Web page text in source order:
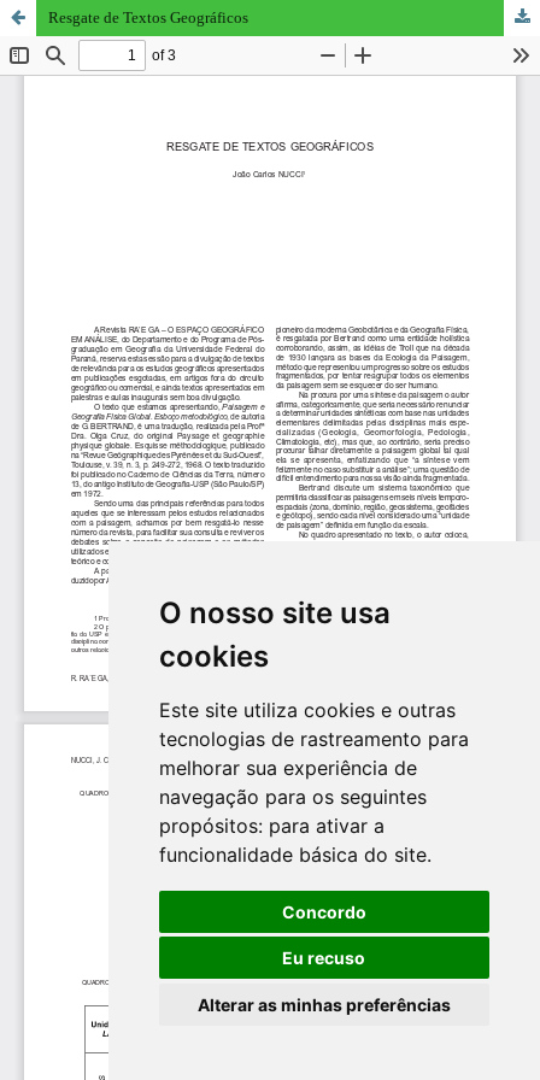
O nosso site usa
cookies
Este site utiliza cookies e outras
tecnologias de rastreamento para
melhorar sua experiência de
navegação para os seguintes
propósitos: para ativar a
funcionalidade básica do site.
Concordo
Eu recuso
Alterar as minhas preferências
Resgate de Textos Geográficos